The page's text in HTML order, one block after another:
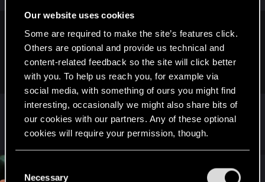
Our website uses cookies
Some are required to make the site’s features click.
Others are optional and provide us technical and
content-related feedback so the site will click better
with you. To help us reach you, for example via
social media, with something of ours you might find
interesting, occasionally we might also share bits of
our cookies with our partners. Any of these optional
cookies will require your permission, though.
and tweak your preferences regarding them in the
Necessary
:
Почему на легком уровне сложности нужно стрелять в
голову 4-5 раз, чтобы убить врага? Это же дичь. Вы
конечно молодцы, что повысили "сложность" лёгкого
уровня, но не до степени нелепости это нужно делать.
Блин, ну вот теперь это точно эрпэгээ с
циферками и бронелобостью(( Все, я аут
AlexTa
Feb 17, 2022